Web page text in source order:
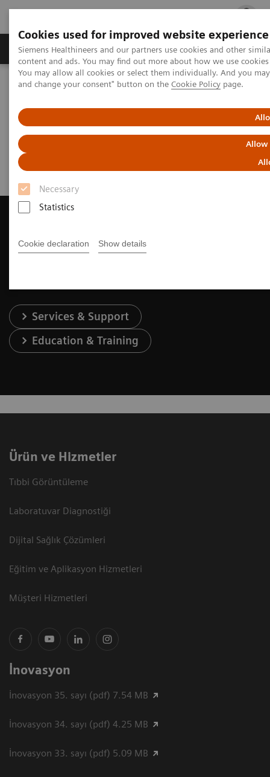
Cookies used for improved website experience
Siemens Healthineers and our partners use cookies and other
content and ads. You may find out more about how we use
You may allow all cookies or select them individually. And you
and change your consent" button on the Cookie Policy page.
Allow
Necessary
Statistics
Cookie declaration Show details
Ürün ve Hizmetler Öne Çıkanlar Sağlık
Siemens Healthineers Türkiye
Tıbbi Görüntüleme
Request Trial License
Contact Us
Services & Support
Education & Training
Ürün ve Hizmetler
Tıbbi Görüntüleme
Laboratuvar Diagnostiği
Dijital Sağlık Çözümleri
Eğitim ve Aplikasyon Hizmetleri
Müşteri Hizmetleri
İnovasyon
İnovasyon 35. sayı (pdf) 7.54 MB
İnovasyon 34. sayı (pdf) 4.25 MB
İnovasyon 33. sayı (pdf) 5.09 MB